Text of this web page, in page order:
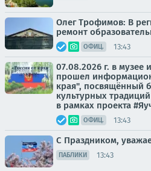
Олег Трофимов: В
ремонт
ОФИЦ. 13:43
07.08.2026 г. в музее
прошел
края", посвящённый
культурных
в рамках проекта
ОФИЦ. 13:43
С Праздником,
ПАБЛИКИ 13:43